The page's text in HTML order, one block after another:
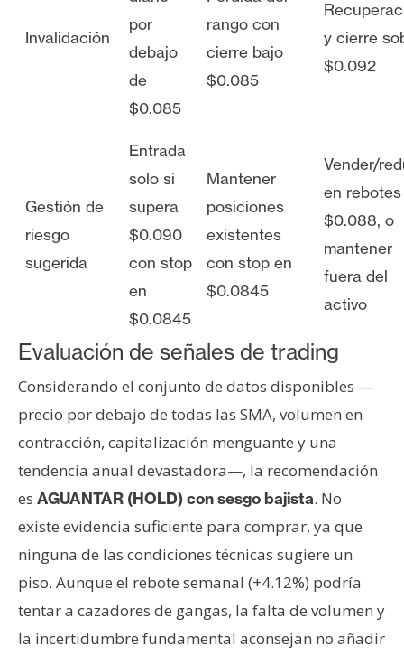
Invalidación
por
debajo
de
$0.085
rango con
cierre bajo
$0.085
y cierre
$0.092
Gestión de
riesgo
sugerida
Entrada
solo si
supera
$0.090
con stop
en
$0.0845
Mantener
posiciones
existentes
con stop en
$0.0845
Vender/
en
$0.088, o
mantener
fuera del
activo
Evaluación de señales de trading
Considerando el conjunto de datos disponibles —
precio por debajo de todas las SMA, volumen en
contracción, capitalización menguante y una
tendencia anual devastadora—, la recomendación
es AGUANTAR (HOLD) con sesgo bajista. No
existe evidencia suficiente para comprar, ya que
ninguna de las condiciones técnicas sugiere un
piso. Aunque el rebote semanal (+4.12%) podría
tentar a cazadores de gangas, la falta de volumen y
la incertidumbre fundamental aconsejan no añadir